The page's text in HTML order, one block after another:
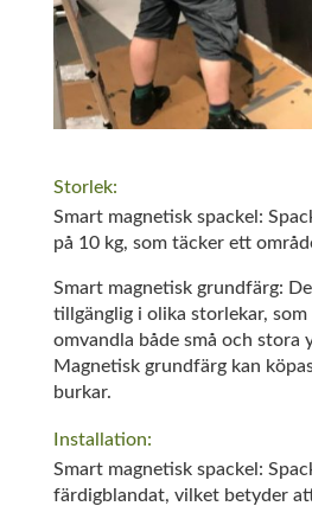
Storlek:
Smart magnetisk spackel:
på 10 kg, som täcker ett
Smart magnetisk grundfärg:
tillgänglig i olika storlekar,
omvandla både små och stora
Magnetisk grundfärg kan
burkar.
Installation:
Smart magnetisk spackel:
färdigblandat, vilket betyder